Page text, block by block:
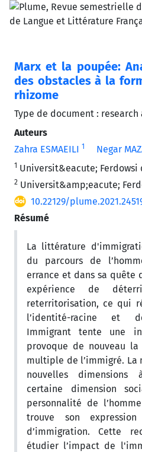
Marx et la poupée:
des obstacles à la
rhizome
Type de document :
Auteurs
Zahra ESMAEILI 1 Negar
1 Universit&eacute; Ferdowsi
2 Universit&amp;eacute;
10.22129/
Résumé
La littérature
du parcours de
errance et dans sa quête
expérience de
reterritorisation, ce qui
l’identité-racine et
Immigrant tente une
provoque de nouveau
multiple de l’immigré. La
nouvelles dimensions
certaine dimension
personnalité de
trouve son
d’immigration. Cette
étudier l’impact de